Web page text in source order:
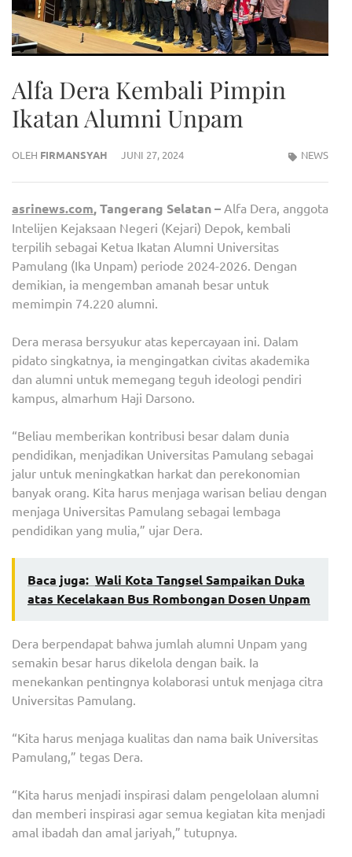
Alfa Dera Kembali Pimpin
Ikatan Alumni Unpam
OLEH FIRMANSYAH JUNI 27, 2024 NEWS
asrinews.com, Tangerang Selatan – Alfa Dera, anggota
Intelijen Kejaksaan Negeri (Kejari) Depok, kembali
terpilih sebagai Ketua Ikatan Alumni Universitas
Pamulang (Ika Unpam) periode 2024-2026. Dengan
demikian, ia mengemban amanah besar untuk
memimpin 74.220 alumni.
Dera merasa bersyukur atas kepercayaan ini. Dalam
pidato singkatnya, ia mengingatkan civitas akademika
dan alumni untuk memegang teguh ideologi pendiri
kampus, almarhum Haji Darsono.
“Beliau memberikan kontribusi besar dalam dunia
pendidikan, menjadikan Universitas Pamulang sebagai
jalur untuk meningkatkan harkat dan perekonomian
banyak orang. Kita harus menjaga warisan beliau dengan
menjaga Universitas Pamulang sebagai lembaga
pendidikan yang mulia,” ujar Dera.
Baca juga: Wali Kota Tangsel Sampaikan Duka
atas Kecelakaan Bus Rombongan Dosen Unpam
Dera berpendapat bahwa jumlah alumni Unpam yang
semakin besar harus dikelola dengan baik. Ia
menekankan pentingnya kolaborasi untuk menjaga citra
Universitas Pamulang.
“Kita harus menjaga kualitas dan nama baik Universitas
Pamulang,” tegas Dera.
“Kita harus menjadi inspirasi dalam pengelolaan alumni
dan memberi inspirasi agar semua kegiatan kita menjadi
amal ibadah dan amal jariyah,” tutupnya.